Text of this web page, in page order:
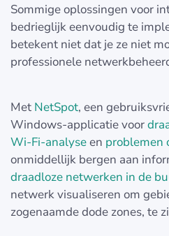
Sommige oplossingen voor
bedrieglijk eenvoudig te
betekent niet dat je ze niet
professionele
Met NetSpot, een
Windows-applicatie voor
Wi-Fi-analyseen problemen
onmiddellijk bergen aan
draadloze netwerken in de
netwerk visualiseren om
zogenaamde dode zones, te